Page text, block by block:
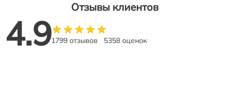
Отзывы клиентов
4.91799 отзывов 5358 оценок